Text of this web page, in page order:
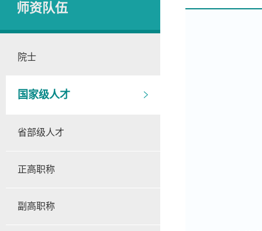
师资队伍
院士
国家级人才
省部级人才
正高职称
副高职称